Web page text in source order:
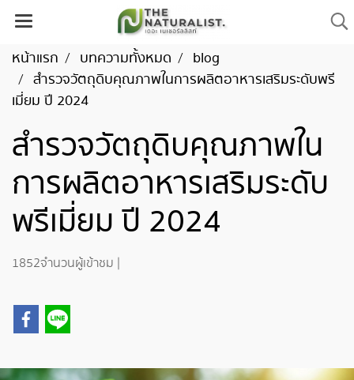
หน้าแรก บทความทั้งหมด
blog
สำรวจวัตถุดิบคุณภาพในการผลิตอาหารเสริมระดับพรี
เมี่ยม ปี 2024
สำรวจวัตถุดิบคุณภาพใน
การผลิตอาหารเสริมระดับ
พรีเมี่ยม ปี 2024
1852 จำนวนผู้เข้าชม |